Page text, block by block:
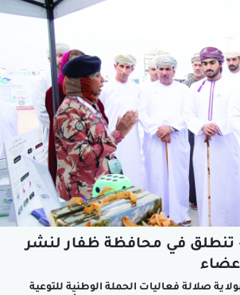
البرامج التدريبية في مركز...
تنطلق في محافظة ظفار لنشر
صلالة فعاليات الحملة الوطنية للتوعية